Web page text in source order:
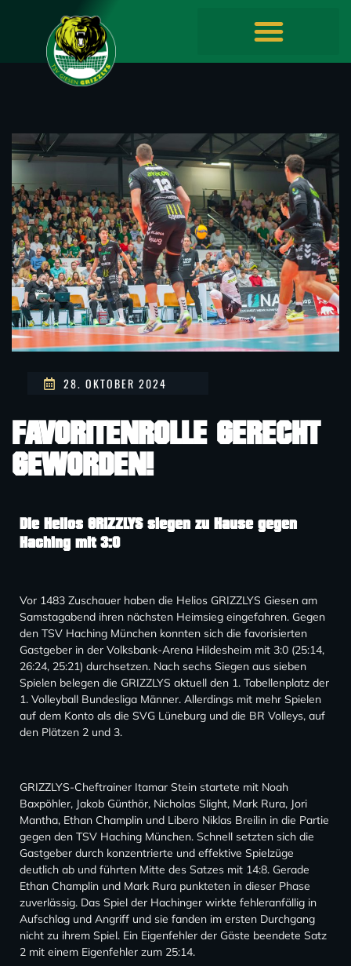
28. OKTOBER 2024
FAVORITENROLLE GERECHT
GEWORDEN!
Die Helios GRIZZLYS siegen zu Hause gegen
Haching mit 3:0
Vor 1483 Zuschauer haben die Helios GRIZZLYS Giesen am
Samstagabend ihren nächsten Heimsieg eingefahren. Gegen
den TSV Haching München konnten sich die favorisierten
Gastgeber in der Volksbank-Arena Hildesheim mit 3:0 (25:14,
26:24, 25:21) durchsetzen. Nach sechs Siegen aus sieben
Spielen belegen die GRIZZLYS aktuell den 1. Tabellenplatz der
1. Volleyball Bundesliga Männer. Allerdings mit mehr Spielen
auf dem Konto als die SVG Lüneburg und die BR Volleys, auf
den Plätzen 2 und 3.
GRIZZLYS-Cheftrainer Itamar Stein startete mit Noah
Baxpöhler, Jakob Günthör, Nicholas Slight, Mark Rura, Jori
Mantha, Ethan Champlin und Libero Niklas Breilin in die Partie
gegen den TSV Haching München. Schnell setzten sich die
Gastgeber durch konzentrierte und effektive Spielzüge
deutlich ab und führten Mitte des Satzes mit 14:8. Gerade
Ethan Champlin und Mark Rura punkteten in dieser Phase
zuverlässig. Das Spiel der Hachinger wirkte fehleranfällig in
Aufschlag und Angriff und sie fanden im ersten Durchgang
nicht zu ihrem Spiel. Ein Eigenfehler der Gäste beendete Satz
2 mit einem Eigenfehler zum 25:14.